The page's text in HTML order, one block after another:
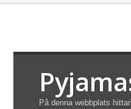
På denna webbplats